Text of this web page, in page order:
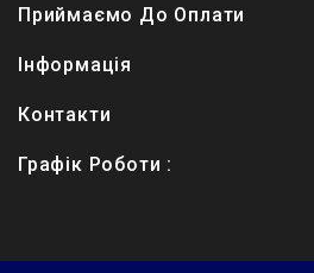
Приймаємо До Оплати
Інформація
Контакти
Графік Роботи :